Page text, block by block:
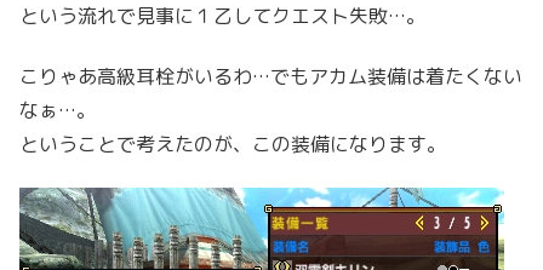
という流れで見事に１乙してクエスト失敗…。
こりゃあ高級耳栓がいるわ…でもアカム装備は着たくない
なぁ…。
ということで考えたのが、この装備になります。